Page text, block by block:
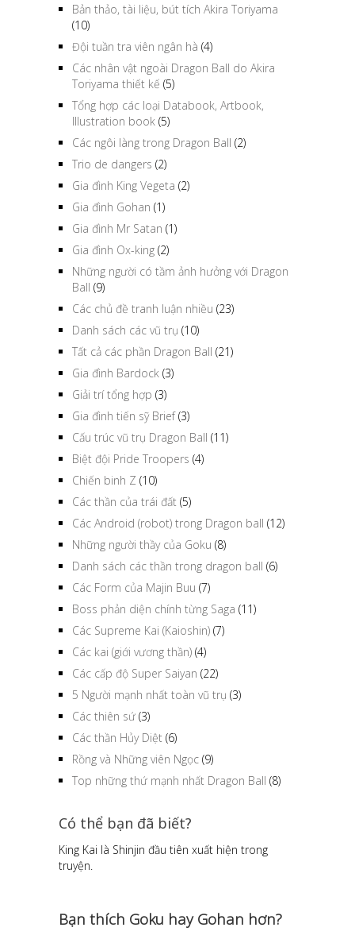
Bản thảo, tài liệu, bút tích Akira Toriyama
(10)
Đội tuần tra viên ngân hà (4)
Các nhân vật ngoài Dragon Ball do Akira
Toriyama thiết kế (5)
Tổng hợp các loại Databook, Artbook,
Illustration book (5)
Các ngôi làng trong Dragon Ball (2)
Trio de dangers (2)
Gia đình King Vegeta (2)
Gia đình Gohan (1)
Gia đình Mr Satan (1)
Gia đình Ox-king (2)
Những người có tầm ảnh hưởng với Dragon
Ball (9)
Các chủ đề tranh luận nhiều (23)
Danh sách các vũ trụ (10)
Tất cả các phần Dragon Ball (21)
Gia đình Bardock (3)
Giải trí tổng hợp (3)
Gia đình tiến sỹ Brief(3)
Cấu trúc vũ trụ Dragon Ball (11)
Biệt đội Pride Troopers (4)
Chiến binh Z (10)
Các thần của trái đất (5)
Các Android (robot) trong Dragon ball (12)
Những người thầy của Goku (8)
Danh sách các thần trong dragon ball (6)
Các Form của Majin Buu (7)
Boss phản diện chính từng Saga (11)
Các Supreme Kai (Kaioshin) (7)
Các kai (giới vương thần) (4)
Các cấp độ Super Saiyan (22)
5 Người mạnh nhất toàn vũ trụ (3)
Các thiên sứ (3)
Các thần Hủy Diệt (6)
Rồng và Những viên Ngọc (9)
Top những thứ mạnh nhất Dragon Ball (8)
Có thể bạn đã biết?
King Kai là Shinjin đầu tiên xuất hiện trong
truyện.
Bạn thích Goku hay Gohan hơn?